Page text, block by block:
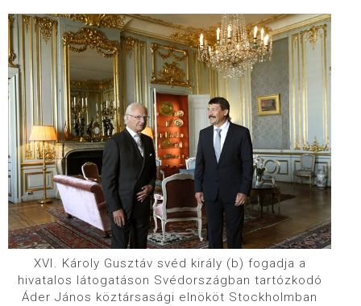
XVI. Károly Gusztáv svéd király (b) fogadja a
hivatalos látogatáson Svédországban tartózkodó
Áder János köztársasági elnököt Stockholmban